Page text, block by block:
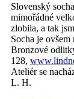
Slovenský
mimořádné
zlobila, a tak
Socha je
Bronzové
128,
Ateliér se
L. H.